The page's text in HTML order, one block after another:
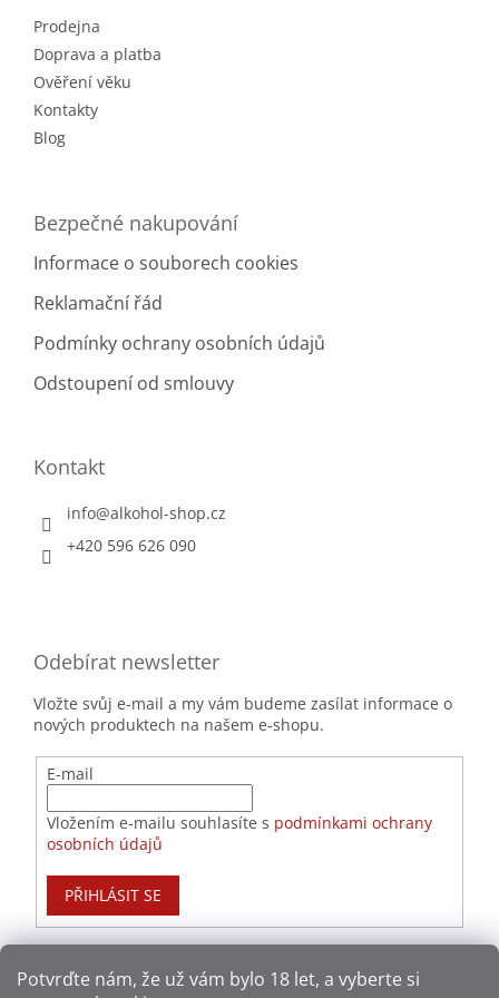
Potvrďte nám​​, že už vám bylo 18 let, a vyberte si
Prodejna
Doprava a platba
Ověření věku
Kontakty
Blog
Bezpečné nakupování
Informace o souborech cookies
Reklamační řád
Podmínky ochrany osobních údajů
Odstoupení od smlouvy
Kontakt
info@alkohol-shop.cz
+420 596 626 090
Odebírat newsletter
Vložte svůj e-mail a my vám budeme zasílat informace o
nových produktech na našem e-shopu.
E-mail
Vložením e-mailu souhlasíte s podmínkami ochrany
osobních údajů
PŘIHLÁSIT SE